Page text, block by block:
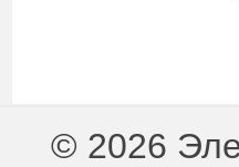
© 2026